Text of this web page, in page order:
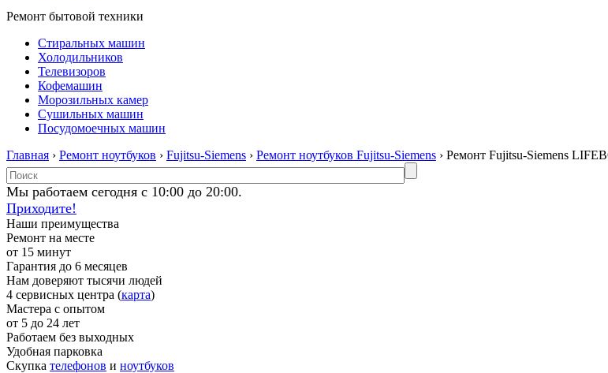
Ремонт бытовой техники
Стиральных машин
Холодильников
Телевизоров
Кофемашин
Морозильных камер
Сушильных машин
Посудомоечных машин
Главная › Ремонт ноутбуков › Fujitsu-Siemens › Ремонт ноутбуков Fujitsu-Siemens › Ремонт Fujitsu-Siemens
Мы работаем сегодня с 10:00 до 20:00.
Приходите!
Наши преимущества
Ремонт на месте
от 15 минут
Гарантия до 6 месяцев
Нам доверяют тысячи людей
4 сервисных центра (карта)
Мастера с опытом
от 5 до 24 лет
Работаем без выходных
Удобная парковка
Скупка телефонов и ноутбуков